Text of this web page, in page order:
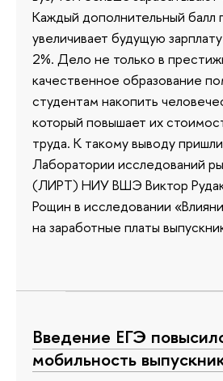
Каждый дополнительный балл
увеличивает будущую
2%. Дело не только в
качественное образование
студентам накопить
который повышает их
труда. К такому выводу
Лаборатории исследований
(ЛИРТ) НИУ ВШЭ Виктор
Рощин в исследовании
на заработные платы
Введение ЕГЭ
мобильность